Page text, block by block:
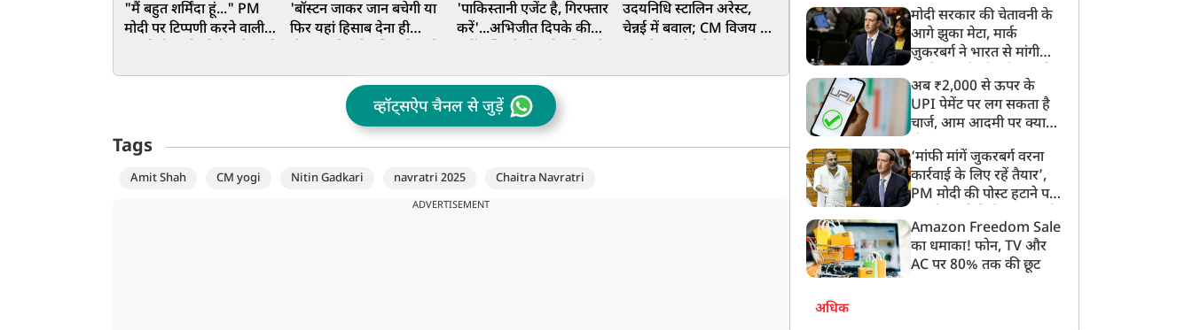
"मैं बहुत शर्मिंदा हूं..." PM
मोदी पर टिप्पणी करने वाली
'बॉस्टन जाकर जान बचेगी या
फिर यहां हिसाब देना ही
'पाकिस्तानी एजेंट है, गिरफ्तार
करें'...अभिजीत दिपके की
मांग
उदयनिधि स्टालिन अरेस्ट,
चेन्नई में बवाल; CM विजय का
अभिषेक बनर्जी को कलकत्ता
हाईकोर्ट से झटका, विदेश में
इलाज की अनुमति देने से
इनकार
आर्टिकल 370 हटाए जाने के
सात साल, जम्मू-कश्मीर में
निकली भव्य तिरंगा रैली, PDP
ने किया विरोध, महबूबा मुफ्ती
ने दिया धरना
व्हॉट्सऐप चैनल से जुड़ें
Tags
Amit Shah CM yogi Nitin Gadkari navratri 2025 Chaitra Navratri
ADVERTISEMENT
मोदी सरकार की चेतावनी के
आगे झुका मेटा, मार्क
ज़ुकरबर्ग ने भारत से मांगी
अब ₹2,000 से ऊपर के
UPI पेमेंट पर लग सकता है
चार्ज, आम आदमी पर क्या
‘मांफी मांगें जुकरबर्ग वरना
कार्रवाई के लिए रहें तैयार’,
PM मोदी की पोस्ट हटाने पर
लगाई फटकार
Amazon Freedom Sale
का धमाका! फोन, TV और
AC पर 80% तक की छूट
अधिक